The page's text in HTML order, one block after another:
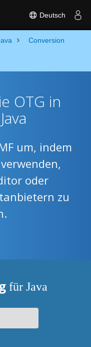
Deutsch
Conversion
OTG in
um, indem
oder
zu
für Java